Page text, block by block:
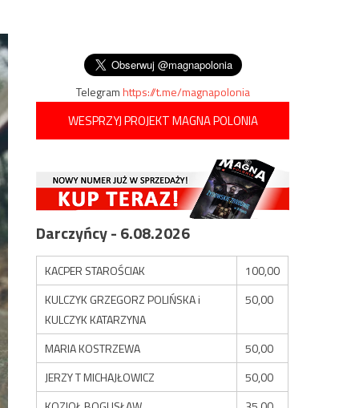
Telegramhttps://t.me/magnapolonia
WESPRZYJ PROJEKT MAGNA POLONIA
Darczyńcy - 6.08.2026
KACPER STAROŚCIAK
100,00
KULCZYK GRZEGORZ POLIŃSKA i
KULCZYK KATARZYNA
50,00
MARIA KOSTRZEWA
50,00
JERZY T MICHAJŁOWICZ
50,00